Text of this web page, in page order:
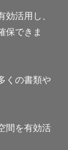
効活用し、
保できま
くの書類や
間を有効活